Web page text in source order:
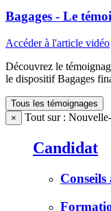
Bagages - Le
Accéder à l'article vidéo
Découvrez le
le dispositif Bagages
Tous les témoignages
×
Tout sur :
Candidat